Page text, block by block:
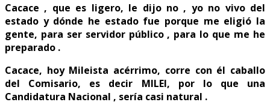
Cacace , que es ligero, le dijo no , yo no vivo del
estado y dónde he estado fue porque me eligió la
gente, para ser servidor público , para lo que me he
preparado .
Cacace, hoy Mileista acérrimo, corre con él caballo
del Comisario, es decir MILEI, por lo que una
Candidatura Nacional , sería casi natural .